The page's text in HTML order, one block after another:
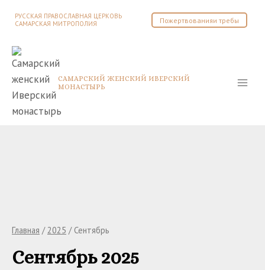
РУССКАЯ ПРАВОСЛАВНАЯ ЦЕРКОВЬ
САМАРСКАЯ МИТРОПОЛИЯ
Пожертвованияи требы
САМАРСКИЙ ЖЕНСКИЙ ИВЕРСКИЙ
МОНАСТЫРЬ
Главная / 2025 / Сентябрь
Сентябрь 2025